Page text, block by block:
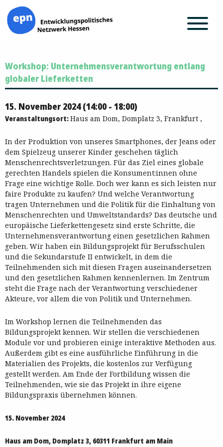
Inhalt
springen
Workshop: Unternehmensverantwortung entlang
globaler Lieferketten
15. November 2024 (14:00 - 18:00)
Veranstaltungsort:Haus am Dom, Domplatz 3, Frankfurt ,
In der Produktion von unseres Smartphones, der Jeans oder
dem Spielzeug unserer Kinder geschehen täglich
Menschenrechtsverletzungen. Für das Ziel eines globale
gerechten Handels spielen die Konsument:innen ohne
Frage eine wichtige Rolle. Doch wer kann es sich leisten nur
faire Produkte zu kaufen? Und welche Verantwortung
tragen Unternehmen und die Politik für die Einhaltung von
Menschenrechten und Umweltstandards? Das deutsche und
europäische Lieferkettengesetz sind erste Schritte, die
Unternehmensverantwortung einen gesetzlichen Rahmen
geben. Wir haben ein Bildungsprojekt für Berufsschulen
und die Sekundarstufe II entwickelt, in dem die
Teilnehmenden sich mit diesen Fragen auseinandersetzen
und den gesetzlichen Rahmen kennenlernen. Im Zentrum
steht die Frage nach der Verantwortung verschiedener
Akteure, vor allem die von Politik und Unternehmen.
Im Workshop lernen die Teilnehmenden das
Bildungsprojekt kennen. Wir stellen die verschiedenen
Module vor und probieren einige interaktive Methoden aus.
Außerdem gibt es eine ausführliche Einführung in die
Materialien des Projekts, die kostenlos zur Verfügung
gestellt werden. Am Ende der Fortbildung wissen die
Teilnehmenden, wie sie das Projekt in ihre eigene
Bildungspraxis übernehmen können.
15. November 2024
Haus am Dom, Domplatz 3, 60311 Frankfurt am Main